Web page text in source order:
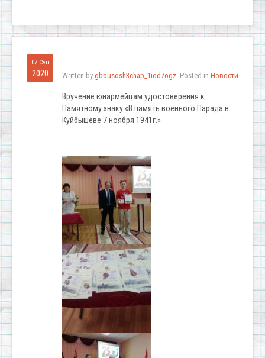
07 Сен
2020 Written by gbousosh3chap_1iod7ogz. Posted in Новости
Вручение юнармейцам удостоверения к
Памятному знаку «В память военного Парада в
Куйбышеве 7 ноября 1941г.»